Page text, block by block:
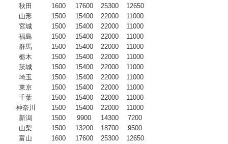
秋田
1600 17600 25300
12650
山形
1500 15400 22000
11000
宮城
1500 15400 22000
11000
福島
1500 15400 22000
11000
群馬
1500 15400 22000
11000
栃木
1500 15400 22000
11000
茨城
1500 15400 22000
11000
埼玉
1500 15400 22000
11000
東京
1500 15400 22000
11000
千葉
1500 15400 22000
11000
神奈川
1500 15400 22000
11000
新潟
1500 9900 14300
7200
山梨
1500 13200 18700
9500
富山
1600 17600 25300
12650